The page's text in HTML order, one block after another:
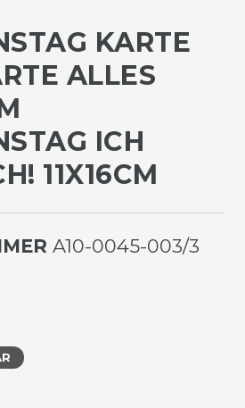
KARTE
ALLES L
ICH L
11X16CM
A10-0045-003/3